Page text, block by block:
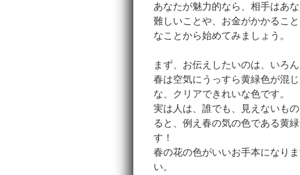
あなたが魅力的なら、相手はあ
難しいことや、お金がかかるこ
なことから始めてみましょう。
まず、お伝えしたいのは、いろ
春は空気にうっすら黄緑色が混
な、クリアできれいな色です。
実は人は、誰でも、見えないも
ると、例え春の気の色である黄
す！
春の花の色がいいお手本になり
い。